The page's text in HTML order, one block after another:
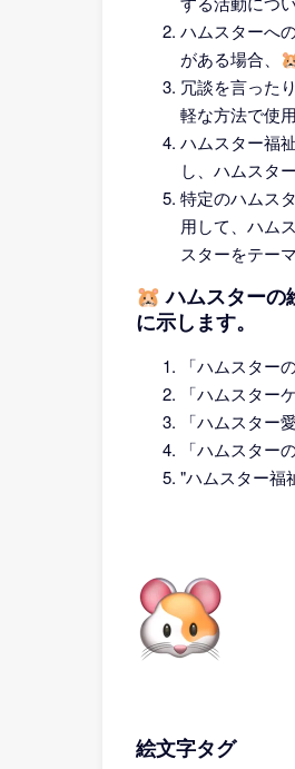
ハムスターへ
がある場合、
冗談を言った
軽な方法で使
ハムスター福
し、ハムスタ
特定のハムス
用して、ハム
スターをテー
🐹 ハムスターの
に示します。
「ハムスター
「ハムスター
「ハムスター
「ハムスター
"ハムスター福
絵文字タグ